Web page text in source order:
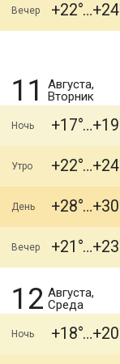
Вечер +22 +24
11
Августа,
Вторник
Ночь +17 +19
Утро +22 +24
День +28 +30
Вечер +21 +23
12 Августа,
Среда
Ночь +18 +20